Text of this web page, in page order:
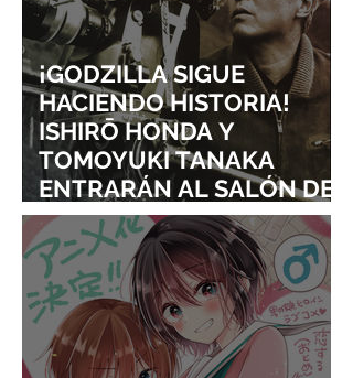
¡GODZILLA SIGUE
HACIENDO HISTORIA!
ISHIRŌ HONDA Y
TOMOYUKI TANAKA
ENTRARÁN AL SALÓN DE
LA FAMA DE LOS EFECTOS
VISUALES